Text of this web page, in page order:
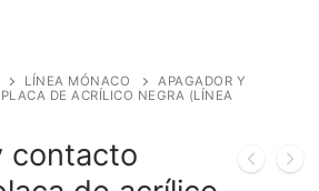
LÍNEA MÓNACO
APAGADOR Y
DE ACRÍLICO NEGRA (LÍNEA
contacto